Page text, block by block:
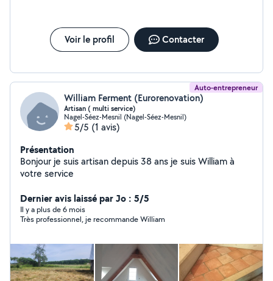
Voir le profil Contacter
Auto-entrepreneur
William Ferment (Eurorenovation)
Artisan ( multi service)
Nagel-Séez-Mesnil (Nagel-Séez-Mesnil)
5/5 (1 avis)
Présentation
Bonjour je suis artisan depuis 38 ans je suis William à
votre service
Dernier avis laissé par Jo : 5/5
Il y a plus de 6 mois
Très professionnel, je recommande William